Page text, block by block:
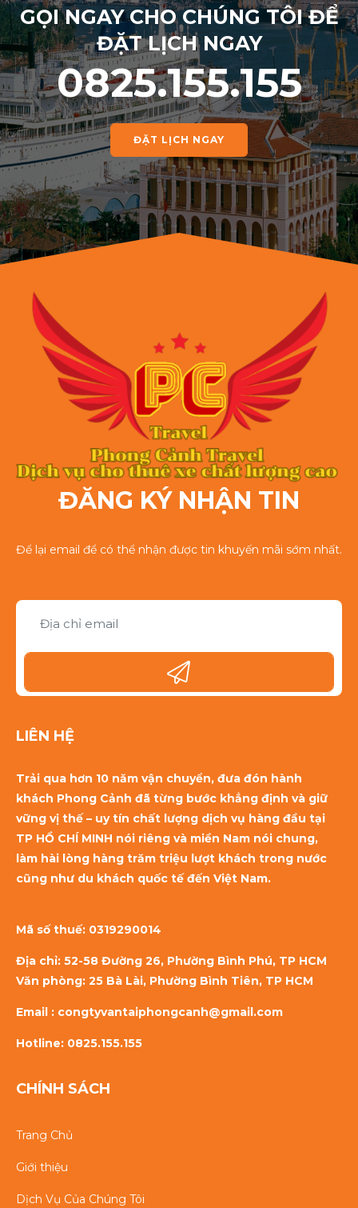
GỌI NGAY CHO CHÚNG TÔI ĐỂ
ĐẶT LỊCH NGAY
0825.155.155
ĐẶT LỊCH NGAY
ĐĂNG KÝ NHẬN TIN
Để lại email để có thể nhận được tin khuyến mãi sớm nhất.
LIÊN HỆ
Trải qua hơn 10 năm vận chuyển, đưa đón hành
khách Phong Cảnh đã từng bước khẳng định và giữ
vững vị thế – uy tín chất lượng dịch vụ hàng đầu tại
TP HỒ CHÍ MINH nói riêng và miền Nam nói chung,
làm hài lòng hàng trăm triệu lượt khách trong nước
cũng như du khách quốc tế đến Việt Nam.
Mã số thuế: 0319290014
Địa chỉ: 52-58 Đường 26, Phường Bình Phú, TP HCM
Văn phòng: 25 Bà Lài, Phường Bình Tiên, TP HCM
Email : congtyvantaiphongcanh@gmail.com
Hotline: 0825.155.155
CHÍNH SÁCH
Trang Chủ
Giới thiệu
Dịch Vụ Của Chúng Tôi